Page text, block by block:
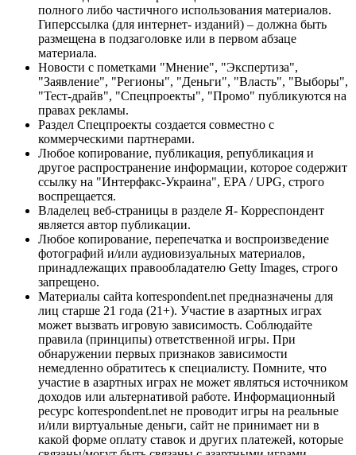
полного либо частичного использования материалов.
Гиперссылка (для интернет- изданий) – должна быть
размещена в подзаголовке или в первом абзаце
материала.
Новости с пометками "Мнение", "Экспертиза",
"Заявление", "Регионы", "Деньги", "Власть", "Выборы",
"Тест-драйв", "Спецпроекты", "Промо" публикуются на
правах рекламы.
Раздел Спецпроекты создается совместно с
коммерческими партнерами.
Любое копирование, публикация, републикация и
другое распространение информации, которое содержит
ссылку на "Интерфакс-Украина", EPA / UPG, строго
воспрещается.
Владелец веб-страницы в разделе Я- Корреспондент
является автор публикации.
Любое копирование, перепечатка и воспроизведение
фотографий и/или аудиовизуальных материалов,
принадлежащих правообладателю Getty Images, строго
запрещено.
Материалы сайта korrespondent.net предназначены для
лиц старше 21 года (21+). Участие в азартных играх
может вызвать игровую зависимость. Соблюдайте
правила (принципы) ответственной игры. При
обнаружении первых признаков зависимости
немедленно обратитесь к специалисту. Помните, что
участие в азартных играх не может являться источником
доходов или альтернативой работе. Информационный
ресурс korrespondent.net не проводит игры на реальные
и/или виртуальные деньги, сайт не принимает ни в
какой форме оплату ставок и других платежей, которые